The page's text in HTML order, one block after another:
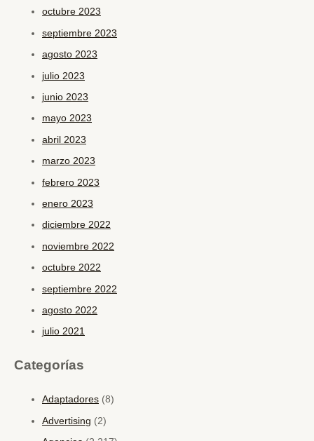
octubre 2023
septiembre 2023
agosto 2023
julio 2023
junio 2023
mayo 2023
abril 2023
marzo 2023
febrero 2023
enero 2023
diciembre 2022
noviembre 2022
octubre 2022
septiembre 2022
agosto 2022
julio 2021
Categorías
Adaptadores (8)
Advertising (2)